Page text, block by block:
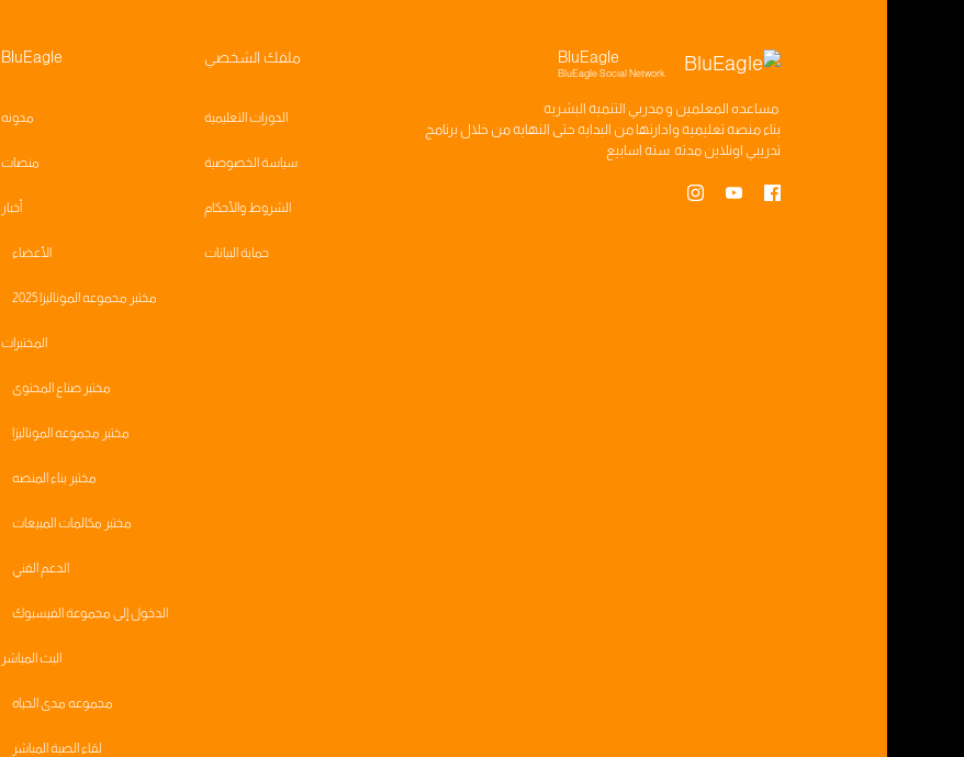
BluEagle
BluEagle Social Network
مساعده المعلمين ومدربي التنميه البشريه
بناءمنصه تعليميه وادارتها من البدايه حتى النهايه من خلال برنامج
تدريبي اونلاين مدته سته اسابيع
ملفك الشخصي
الدورات التعليمية
سياسة الخصوصية
الشروط والأحكام
حماية البيانات
BluEagle
مدونه
منصات
أخبار
الأعضاء
مختبر مجموعه الموناليزا 2025
المختبرات
مختبر صناع المحتوى
مختبر مجموعه الموناليزا
مختبر بناء المنصه
مختبر مكالمات المبيعات
الدعم الفني
الدخول إلى مجموعة الفيسبوك
البث المباشر
مجموعه مدى الحياه
لقاء الصبة المباشر